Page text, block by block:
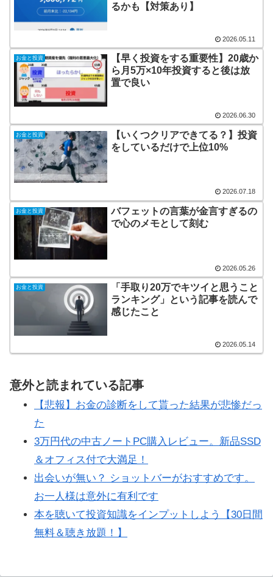
るかも【対策あり】
2026.05.11
お金と投資
【早く投資をする重要性】20歳か
ら月5万×10年投資すると後は放
置で良い
2026.06.30
お金と投資
【いくつクリアできてる？】投資
をしているだけで上位10%
2026.07.18
お金と投資
バフェットの言葉が金言すぎるの
で心のメモとして刻む
2026.05.26
お金と投資
「手取り20万でキツイと思うこと
ランキング」という記事を読んで
感じたこと
2026.05.14
意外と読まれている記事
【悲報】お金の診断をして貰った結果が悲惨だっ
た
3万円代の中古ノートPC購入レビュー。新品SSD
＆オフィス付で大満足！
出会いが無い？ ショットバーがおすすめです。
お一人様は意外に有利です
本を聴いて投資知識をインプットしよう【30日間
無料＆聴き放題！】